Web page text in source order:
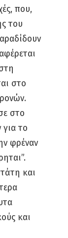
που,
του
στο
στο
για το
φρέναν
και
και